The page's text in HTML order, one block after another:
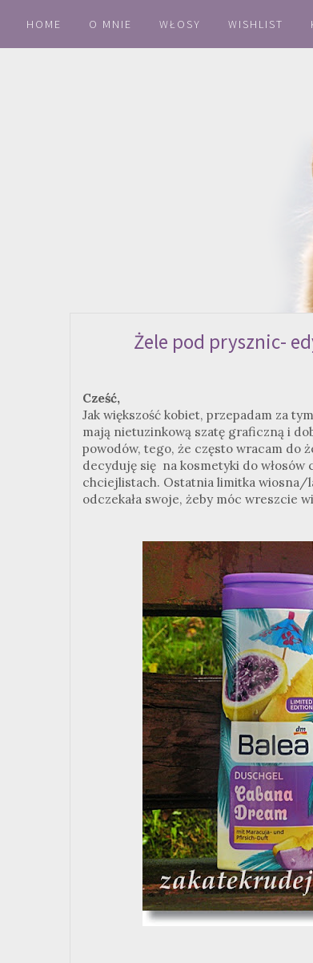
HOME O MNIE WŁOSY WISHLIST
Żele pod prysznic-
Cześć,
Jak większość kobiet, przepadam za
mają nietuzinkową szatę graficzną i
powodów, tego, że często wracam do
decyduję się na kosmetyki do włosów
chciejlistach. Ostatnia limitka wiosna/
odczekała swoje, żeby móc wreszcie